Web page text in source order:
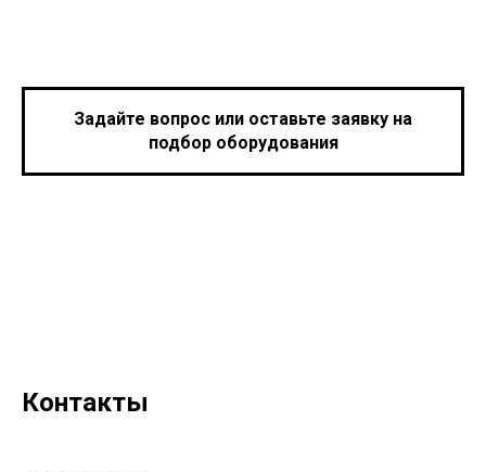
Задайте вопрос или оставьте заявку на
подбор оборудования
Контакты